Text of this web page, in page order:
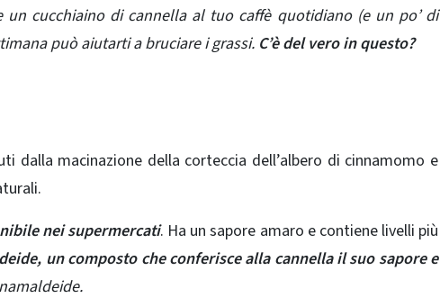
un cucchiaino di cannella al tuo caffè quotidiano (e un po’ di
può aiutarti a bruciare i grassi. C’è del vero in questo?
dalla macinazione della corteccia dell’albero di cinnamomo e
nei supermercati. Ha unsapore amaro e contiene livelli più
un composto che conferisce alla cannella il suo sapore e